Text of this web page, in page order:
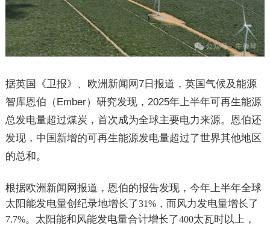
据英国《卫报》、欧洲新闻网7日报道，英国气候及能源
智库恩伯（Ember）研究发现， 2025年上半年可再生能源
总发电量超过煤炭，首次成为全球主要电力来源。恩伯还
发现，中国新增的可再生能源发电量超过了世界其他地区
的总和。
根据欧洲新闻网报道，恩伯的报告发现，今年上半年全球
太阳能发电量创纪录地增长了31%，而风力发电量增长了
7.7%。太阳能和风能发电量合计增长了400太瓦时以上，